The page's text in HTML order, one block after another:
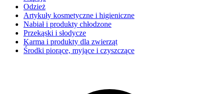
Odzież
Artykuły kosmetyczne i higieniczne
Nabiał i produkty chłodzone
Przekąski i słodycze
Karma i produkty dla zwierząt
Środki piorące, myjące i czyszczące